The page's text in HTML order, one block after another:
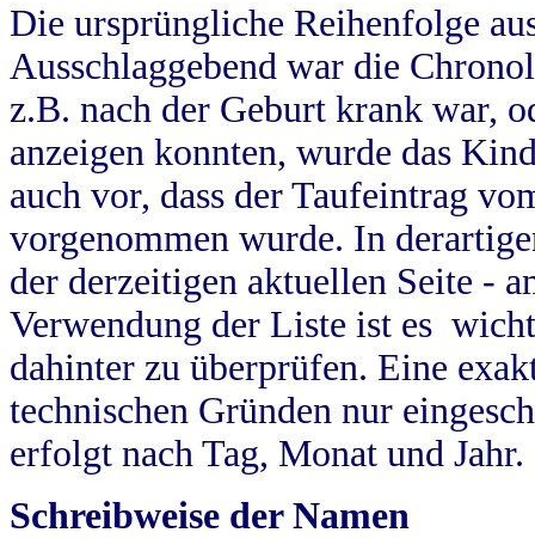
Die ursprüngliche Reihenfolge
Ausschlaggebend war die
z.B. nach der Geburt krank war,
anzeigen konnten, wurde das
auch vor, dass der Taufeintrag
vorgenommen wurde. In
der derzeitigen aktuellen Seite -
Verwendung der Liste ist es
dahinter zu überprüfen. Eine
technischen Gründen nur
erfolgt nach Tag, Monat und Jahr.
Schreibweise der Namen